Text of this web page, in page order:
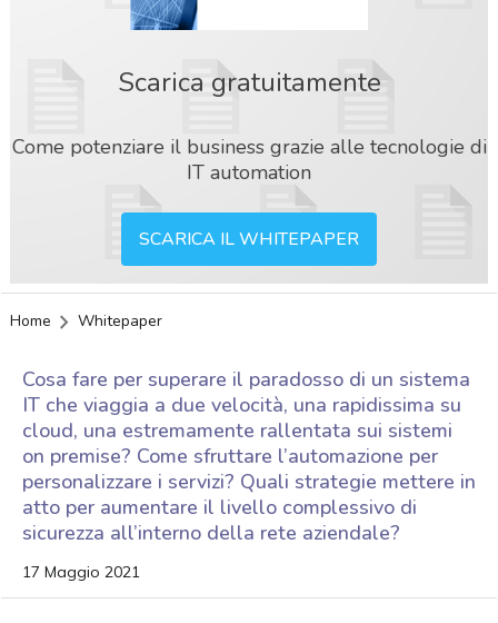
Scarica gratuitamente
Come potenziare il business grazie alle tecnologie di
IT automation
SCARICA IL WHITEPAPER
Home Whitepaper
Cosa fare per superare il paradosso di un sistema
IT che viaggia a due velocità, una rapidissima su
cloud, una estremamente rallentata sui sistemi
on premise? Come sfruttare l’automazione per
personalizzare i servizi? Quali strategie mettere in
atto per aumentare il livello complessivo di
sicurezza all’interno della rete aziendale?
17 Maggio 2021